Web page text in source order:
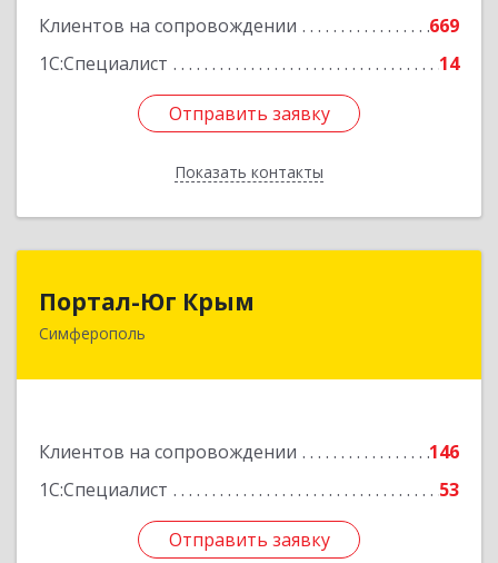
Клиентов на сопровождении
669
1С:Специалист
14
Отправить заявку
Показать контакты
Отправить заявку
Назад
Портал-Юг Крым
Симферополь
Клиентов на сопровождении
146
1С:Специалист
53
Отправить заявку
295015, Крым Респ, Симферополь г, Козлова ул,
Отправить заявку